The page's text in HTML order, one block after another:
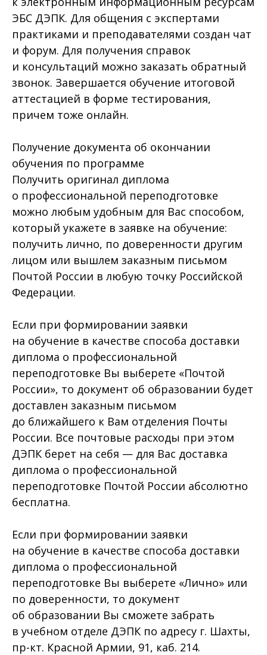
ЭБС ДЭПК. Для общения с экспертами
практиками и преподавателями создан чат
и форум. Для получения справок
и консультаций можно заказать обратный
звонок. Завершается обучение итоговой
аттестацией в форме тестирования,
причем тоже онлайн.
Получение документа об окончании
обучения по программе
Получить оригинал диплома
о профессиональной переподготовке
можно любым удобным для Вас способом,
который укажете в заявке на обучение:
получить лично, по доверенности другим
лицом или вышлем заказным письмом
Почтой России в любую точку Российской
Федерации.
Если при формировании заявки
на обучение в качестве способа доставки
диплома о профессиональной
переподготовке Вы выберете «Почтой
России», то документ об образовании будет
доставлен заказным письмом
до ближайшего к Вам отделения Почты
России. Все почтовые расходы при этом
ДЭПК берет на себя — для Вас доставка
диплома о профессиональной
переподготовке Почтой России абсолютно
бесплатна.
Если при формировании заявки
на обучение в качестве способа доставки
диплома о профессиональной
переподготовке Вы выберете «Лично» или
по доверенности, то документ
об образовании Вы сможете забрать
в учебном отделе ДЭПК по адресу г. Шахты,
пр-кт. Красной Армии, 91, каб. 214.